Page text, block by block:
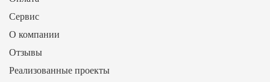
Сервис
О компании
Отзывы
Реализованные проекты